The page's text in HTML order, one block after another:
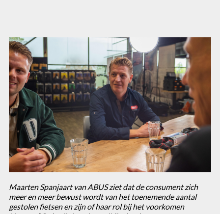
Maarten Spanjaart van ABUS ziet dat de consument zich
meer en meer bewust wordt van het toenemende aantal
gestolen fietsen en zijn of haar rol bij het voorkomen